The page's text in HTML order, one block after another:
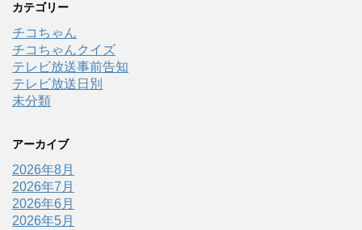
カテゴリー
チコちゃん
チコちゃんクイズ
テレビ放送事前告知
テレビ放送日別
未分類
アーカイブ
2026年8月
2026年7月
2026年6月
2026年5月